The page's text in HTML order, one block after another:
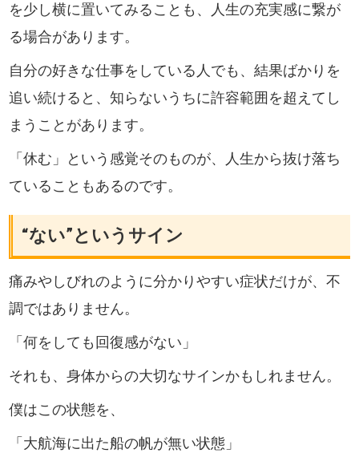
を少し横に置いてみることも、人生の充実感に繋が
る場合があります。
自分の好きな仕事をしている人でも、結果ばかりを
追い続けると、知らないうちに許容範囲を超えてし
まうことがあります。
「休む」という感覚そのものが、人生から抜け落ち
ていることもあるのです。
“ない”というサイン
痛みやしびれのように分かりやすい症状だけが、不
調ではありません。
「何をしても回復感がない」
それも、身体からの大切なサインかもしれません。
僕はこの状態を、
「大航海に出た船の帆が無い状態」